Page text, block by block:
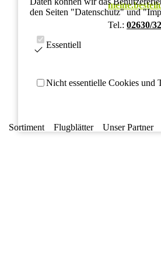
den Seiten "Datenschutz" und
Essentiell
Nicht essentielle Cookies und
Tel.: 02630/
Sortiment Flugblätter Unser Partner